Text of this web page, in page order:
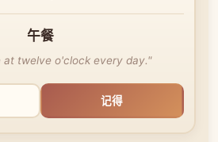
午餐
at twelve o'clock every day."
记得